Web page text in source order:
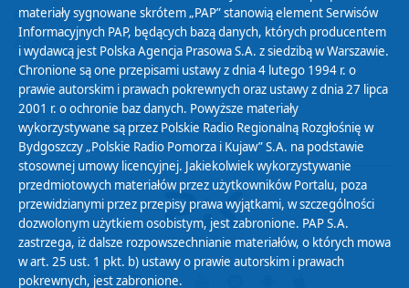
Polityka ochrony danych osobowych
Abonament
Zamówienia publiczne
Biuletyn Informacji Publicznej
materiały sygnowane skrótem „PAP” stanowią element Serwisów
Informacyjnych PAP, będących bazą danych, których producentem
i wydawcą jest Polska Agencja Prasowa S.A. z siedzibą w Warszawie.
Chronione są one przepisami ustawy z dnia 4 lutego 1994 r. o
prawie autorskim i prawach pokrewnych oraz ustawy z dnia 27 lipca
2001 r. o ochronie baz danych. Powyższe materiały
wykorzystywane są przez Polskie Radio Regionalną Rozgłośnię w
Bydgoszczy „Polskie Radio Pomorza i Kujaw” S.A. na podstawie
stosownej umowy licencyjnej. Jakiekolwiek wykorzystywanie
przedmiotowych materiałów przez użytkowników Portalu, poza
przewidzianymi przez przepisy prawa wyjątkami, w szczególności
dozwolonym użytkiem osobistym, jest zabronione. PAP S.A.
zastrzega, iż dalsze rozpowszechnianie materiałów, o których mowa
w art. 25 ust. 1 pkt. b) ustawy o prawie autorskim i prawach
pokrewnych, jest zabronione.